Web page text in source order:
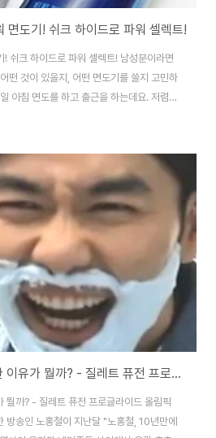
면도기! 쉬크 하이드로 파워 셀렉트!
쉬크 하이드로 파워 셀렉트! 남성분이라면
떤 것이 있을지, 어떤 면도기를 쓸지 고민하
아침 면도를 하고 출근을 하는데요. 저렴한
피를 많이 봤던 기억이 있습니다. 특히, 출
요. 이번에 소개해드릴 면도기는 나의 피부
한 피부저자극 효과를 인증받은 쉬크 하이
파워 면도기입니다. 사람에 따라 수염이 많
나는 분도 계실겁니다. 그래서 어떤 분은
노홍철과 김성주가 흥분한 이유가 뭘까? - 질레트 퓨전 프로글라이드 올림픽 한정판
뭘까? - 질레트 퓨전 프로글라이드 올림픽
방송인 노홍철이 지난달 "노홍철, 10년만에